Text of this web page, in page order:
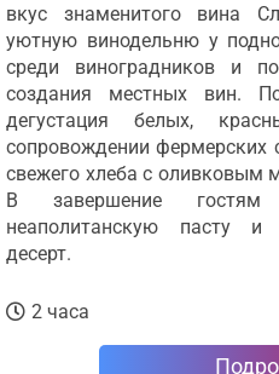
вкус знаменитого вина
уютную винодельню у
среди виноградников и
создания местных вин.
дегустация белых,
сопровождении фермерских
свежего хлеба с оливковым
В завершение гостям
неаполитанскую пасту
десерт.
2 часа